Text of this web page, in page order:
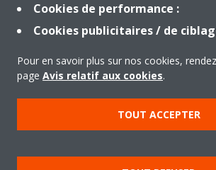
Solutions
À propos de Daikin
Copyright © Daikin
Mentions légales
Avis relatif aux
Cookies de performance :
Cookies publicitaires / de
Pour en savoir plus sur nos cookies,
page Avis relatif aux cookies.
TOUT ACCEPTER